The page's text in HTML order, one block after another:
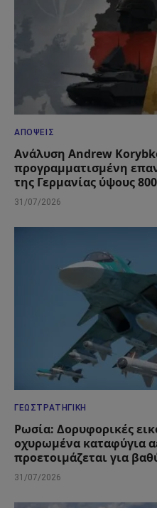
ΑΠΌΨΕΙΣ
Ανάλυση Andrew
προγραμματισμένη
της Γερμανίας ύψους
31/07/2026
ΓΕΩΣΤΡΑΤΗΓΙΚΉ
Ρωσία: Δορυφορικές
οχυρωμένα καταφύγια
προετοιμάζεται για
31/07/2026